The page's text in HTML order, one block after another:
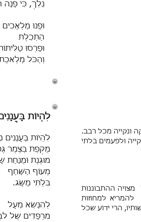
נֵלֵךְ, כִּי פָּנָה
וּפָנוּ
הַתְּכֵלֶת
וּפָרְסוּ
וְהַכֹּל
לִהְיוֹת
לִהְיוֹת
מֻקֶּפֶת בְּצֶמֶר
מוּגֶנֶת וּמֻנַּחַת
מְעוֹף הַשַּׁחַף
בִּלְתִּי מֻשָּׂג.
לְהִנָּשֵׂא מֵעָל
מִרְפָּדִים שֶׁל
ונקייה מכל רבב.
ולפעמים בלתי
ההתבוננות
למחוזות
הרי ידוע שכל